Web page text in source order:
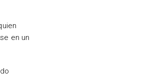
en un